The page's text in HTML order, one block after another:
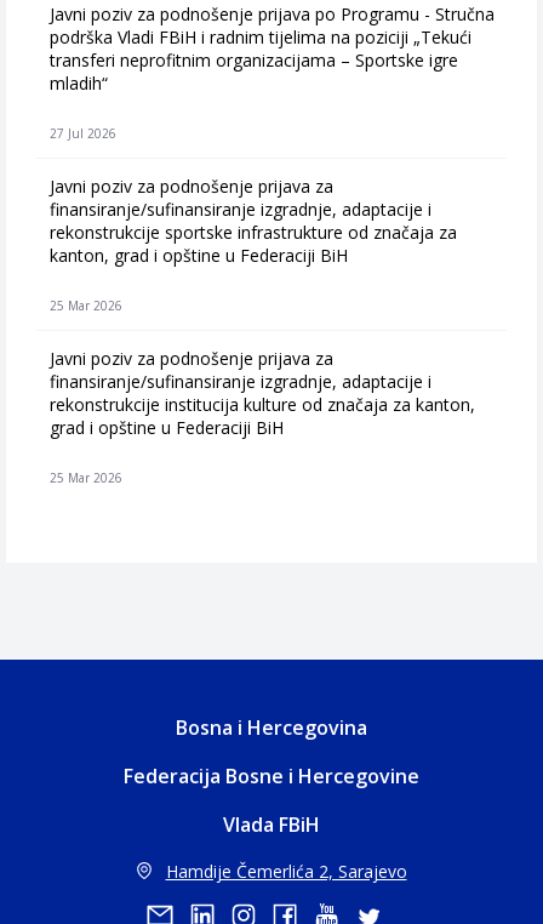
Javni poziv za podnošenje prijava po Programu - Stručna
podrška Vladi FBiH i radnim tijelima na poziciji „Tekući
transferi neprofitnim organizacijama – Sportske igre
mladih“
27 Jul 2026
Javni poziv za podnošenje prijava za
finansiranje/sufinansiranje izgradnje, adaptacije i
rekonstrukcije sportske infrastrukture od značaja za
kanton, grad i opštine u Federaciji BiH
25 Mar 2026
Javni poziv za podnošenje prijava za
finansiranje/sufinansiranje izgradnje, adaptacije i
rekonstrukcije institucija kulture od značaja za kanton,
grad i opštine u Federaciji BiH
25 Mar 2026
Bosna i Hercegovina
Federacija Bosne i Hercegovine
Vlada FBiH
Hamdije Čemerlića 2, Sarajevo